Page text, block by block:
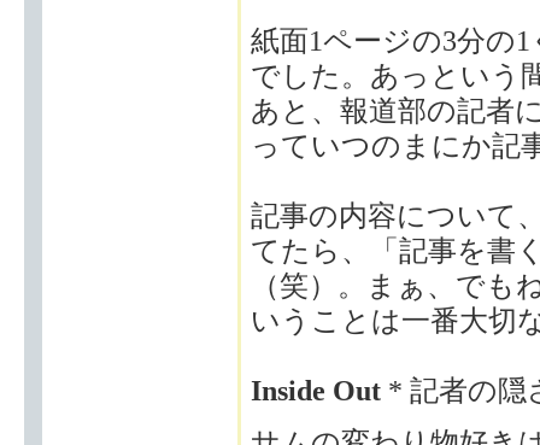
紙面1ページの3分の
でした。あっという
あと、報道部の記者
っていつのまにか記
記事の内容について
てたら、「記事を書
（笑）。まぁ、でも
いうことは一番大切
Inside Out* 記者の隠